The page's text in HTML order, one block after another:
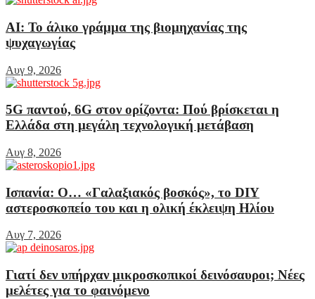
AI: Το άλικο γράμμα της βιομηχανίας της
ψυχαγωγίας
Αυγ 9, 2026
5G παντού, 6G στον ορίζοντα: Πού βρίσκεται η
Ελλάδα στη μεγάλη τεχνολογική μετάβαση
Αυγ 8, 2026
Ισπανία: Ο… «Γαλαξιακός βοσκός», το DIY
αστεροσκοπείο του και η ολική έκλειψη Ηλίου
Αυγ 7, 2026
Γιατί δεν υπήρχαν μικροσκοπικοί δεινόσαυροι; Νέες
μελέτες για το φαινόμενο